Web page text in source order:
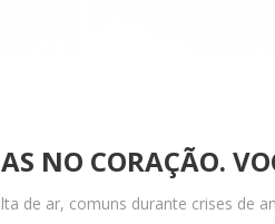
NO CORAÇÃO.
de ar, comuns durante crises de